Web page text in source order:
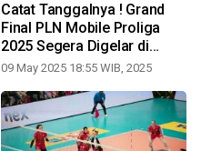
Catat Tanggalnya ! Grand
Final PLN Mobile Proliga
2025 Segera Digelar di
Yogyakarta
09 May 2025 18:55 WIB, 2025